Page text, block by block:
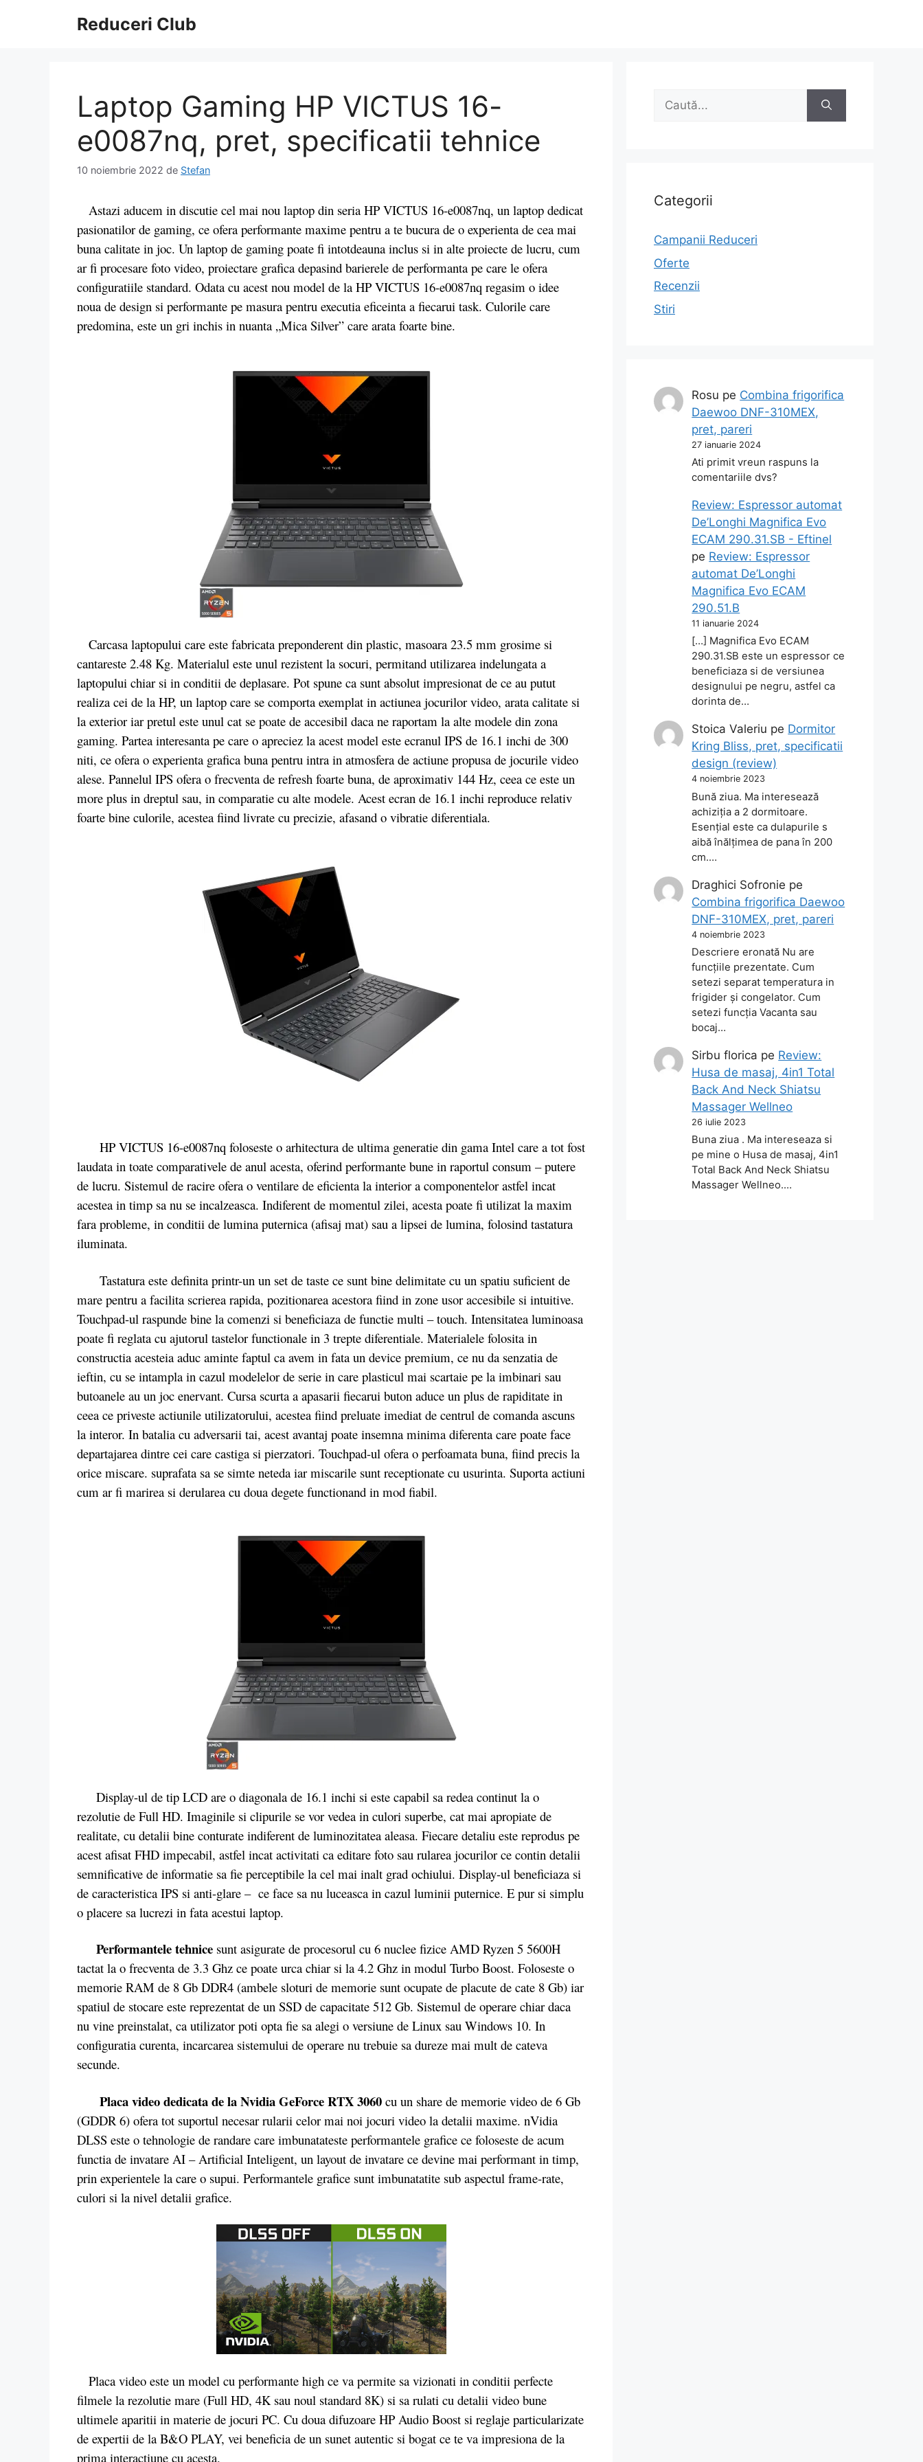
Reduceri Club
Laptop Gaming HP VICTUS 16-
e0087nq, pret, specificatii tehnice
10 noiembrie 2022 de Stefan
Astazi aducem in discutie cel mai nou laptop din seria HP VICTUS 16-e0087nq, un laptop dedicat
pasionatilor de gaming, ce ofera performante maxime pentru a te bucura de o experienta de cea mai
buna calitate in joc. Un laptop de gaming poate fi intotdeauna inclus si in alte proiecte de lucru, cum
ar fi procesare foto video, proiectare grafica depasind barierele de performanta pe care le ofera
configuratiile standard. Odata cu acest nou model de la HP VICTUS 16-e0087nq regasim o idee
noua de design si performante pe masura pentru executia eficeinta a fiecarui task. Culorile care
predomina, este un gri inchis in nuanta „Mica Silver” care arata foarte bine.
Carcasa laptopului care este fabricata preponderent din plastic, masoara 23.5 mm grosime si
cantareste 2.48 Kg. Materialul este unul rezistent la socuri, permitand utilizarea indelungata a
laptopului chiar si in conditii de deplasare. Pot spune ca sunt absolut impresionat de ce au putut
realiza cei de la HP, un laptop care se comporta exemplat in actiunea jocurilor video, arata calitate si
la exterior iar pretul este unul cat se poate de accesibil daca ne raportam la alte modele din zona
gaming. Partea interesanta pe care o apreciez la acest model este ecranul IPS de 16.1 inchi de 300
niti, ce ofera o experienta grafica buna pentru intra in atmosfera de actiune propusa de jocurile video
alese. Pannelul IPS ofera o frecventa de refresh foarte buna, de aproximativ 144 Hz, ceea ce este un
more plus in dreptul sau, in comparatie cu alte modele. Acest ecran de 16.1 inchi reproduce relativ
foarte bine culorile, acestea fiind livrate cu precizie, afasand o vibratie diferentiala.
HP VICTUS 16-e0087nq foloseste o arhitectura de ultima generatie din gama Intel care a tot fost
laudata in toate comparativele de anul acesta, oferind performante bune in raportul consum – putere
de lucru. Sistemul de racire ofera o ventilare de eficienta la interior a componentelor astfel incat
acestea in timp sa nu se incalzeasca. Indiferent de momentul zilei, acesta poate fi utilizat la maxim
fara probleme, in conditii de lumina puternica (afisaj mat) sau a lipsei de lumina, folosind tastatura
iluminata.
Tastatura este definita printr-un un set de taste ce sunt bine delimitate cu un spatiu suficient de
mare pentru a facilita scrierea rapida, pozitionarea acestora fiind in zone usor accesibile si intuitive.
Touchpad-ul raspunde bine la comenzi si beneficiaza de functie multi – touch. Intensitatea luminoasa
poate fi reglata cu ajutorul tastelor functionale in 3 trepte diferentiale. Materialele folosita in
constructia acesteia aduc aminte faptul ca avem in fata un device premium, ce nu da senzatia de
ieftin, cu se intampla in cazul modelelor de serie in care plasticul mai scartaie pe la imbinari sau
butoanele au un joc enervant. Cursa scurta a apasarii fiecarui buton aduce un plus de rapiditate in
ceea ce priveste actiunile utilizatorului, acestea fiind preluate imediat de centrul de comanda ascuns
la interor. In batalia cu adversarii tai, acest avantaj poate insemna minima diferenta care poate face
departajarea dintre cei care castiga si pierzatori. Touchpad-ul ofera o perfoamata buna, fiind precis la
orice miscare. suprafata sa se simte neteda iar miscarile sunt receptionate cu usurinta. Suporta actiuni
cum ar fi marirea si derularea cu doua degete functionand in mod fiabil.
Display-ul de tip LCD are o diagonala de 16.1 inchi si este capabil sa redea continut la o
rezolutie de Full HD. Imaginile si clipurile se vor vedea in culori superbe, cat mai apropiate de
realitate, cu detalii bine conturate indiferent de luminozitatea aleasa. Fiecare detaliu este reprodus pe
acest afisat FHD impecabil, astfel incat activitati ca editare foto sau rularea jocurilor ce contin detalii
semnificative de informatie sa fie perceptibile la cel mai inalt grad ochiului. Display-ul beneficiaza si
de caracteristica IPS si anti-glare – ce face sa nu luceasca in cazul luminii puternice. E pur si simplu
o placere sa lucrezi in fata acestui laptop.
Performantele tehnice sunt asigurate de procesorul cu 6 nuclee fizice AMD Ryzen 5 5600H
tactat la o frecventa de 3.3 Ghz ce poate urca chiar si la 4.2 Ghz in modul Turbo Boost. Foloseste o
memorie RAM de 8 Gb DDR4 (ambele sloturi de memorie sunt ocupate de placute de cate 8 Gb) iar
spatiul de stocare este reprezentat de un SSD de capacitate 512 Gb. Sistemul de operare chiar daca
nu vine preinstalat, ca utilizator poti opta fie sa alegi o versiune de Linux sau Windows 10. In
configuratia curenta, incarcarea sistemului de operare nu trebuie sa dureze mai mult de cateva
secunde.
Placa video dedicata de la Nvidia GeForce RTX 3060 cu un share de memorie video de 6 Gb
(GDDR 6) ofera tot suportul necesar rularii celor mai noi jocuri video la detalii maxime. nVidia
DLSS este o tehnologie de randare care imbunatateste performantele grafice ce foloseste de acum
functia de invatare AI – Artificial Inteligent, un layout de invatare ce devine mai performant in timp,
prin experientele la care o supui. Performantele grafice sunt imbunatatite sub aspectul frame-rate,
culori si la nivel detalii grafice.
Placa video este un model cu performante high ce va permite sa vizionati in conditii perfecte
filmele la rezolutie mare (Full HD, 4K sau noul standard 8K) si sa rulati cu detalii video bune
ultimele aparitii in materie de jocuri PC. Cu doua difuzoare HP Audio Boost si reglaje particularizate
de expertii de la B&O PLAY, vei beneficia de un sunet autentic si bogat ce te va impresiona de la
prima interactiune cu acesta.
Caută
Categorii
Campanii Reduceri
Oferte
Recenzii
Stiri
Rosu pe Combina frigorifica
Daewoo DNF-310MEX,
pret, pareri
27 ianuarie 2024
Ati primit vreun raspuns la
comentariile dvs?
Review: Espressor automat
De’Longhi Magnifica Evo
ECAM 290.31.SB - Eftinel
pe Review: Espressor
automat De’Longhi
Magnifica Evo ECAM
290.51.B
11 ianuarie 2024
[…] Magnifica Evo ECAM
290.31.SB este un espressor ce
beneficiaza si de versiunea
designului pe negru, astfel ca
dorinta de…
Stoica Valeriu pe Dormitor
Kring Bliss, pret, specificatii
design (review)
4 noiembrie 2023
Bună ziua. Ma interesează
achiziția a 2 dormitoare.
Esențial este ca dulapurile s
aibă înălțimea de pana în 200
cm.…
Draghici Sofronie pe
Combina frigorifica Daewoo
DNF-310MEX, pret, pareri
4 noiembrie 2023
Descriere eronată Nu are
funcțiile prezentate. Cum
setezi separat temperatura in
frigider și congelator. Cum
setezi funcția Vacanta sau
bocaj…
Sirbu florica pe Review:
Husa de masaj, 4in1 Total
Back And Neck Shiatsu
Massager Wellneo
26 iulie 2023
Buna ziua . Ma intereseaza si
pe mine o Husa de masaj, 4in1
Total Back And Neck Shiatsu
Massager Wellneo.…